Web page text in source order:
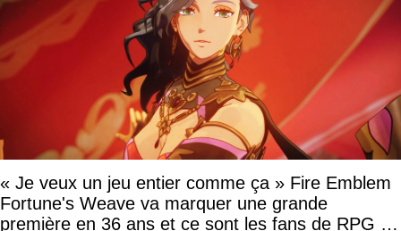
« Je veux un jeu entier comme ça » Fire Emblem
Fortune's Weave va marquer une grande
première en 36 ans et ce sont les fans de RPG en